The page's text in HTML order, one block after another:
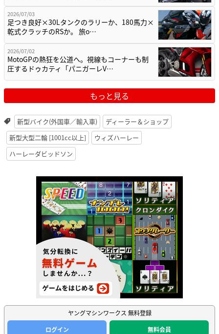
2026/07/03
足つき良好×30Lタンクのラリーか、180馬力×
乾式クラッチのRSか。 旅o…
2026/07/02
MotoGPの熱狂を公道へ。視線もコーナーも制
圧するドゥカティ「パニガーレV…
もっと見る
新型バイク(外国車／輸入車)
ディーラー＆ショップ
新型大型二輪 [1001cc以上]
ウィズハーレー
ハーレーダビッドソン
ヤングマシンワークス 無料登録
ログイン
無料会員